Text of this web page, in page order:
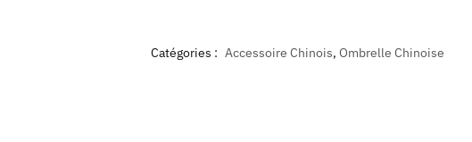
Catégories : Accessoire Chinois, Ombrelle Chinoise